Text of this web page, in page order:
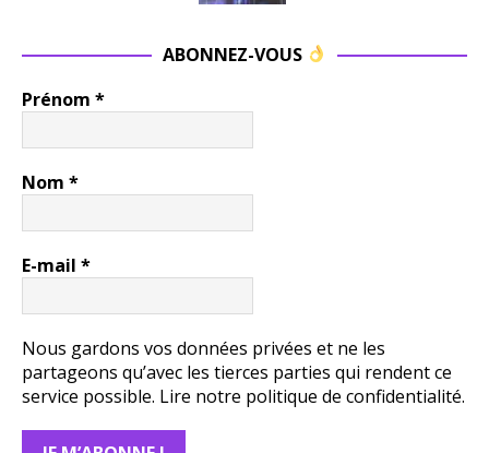
ABONNEZ-VOUS
Prénom *
Nom *
E-mail *
Nous gardons vos données privées et ne les
partageons qu’avec les tierces parties qui rendent ce
service possible. Lire notre politique de confidentialité.